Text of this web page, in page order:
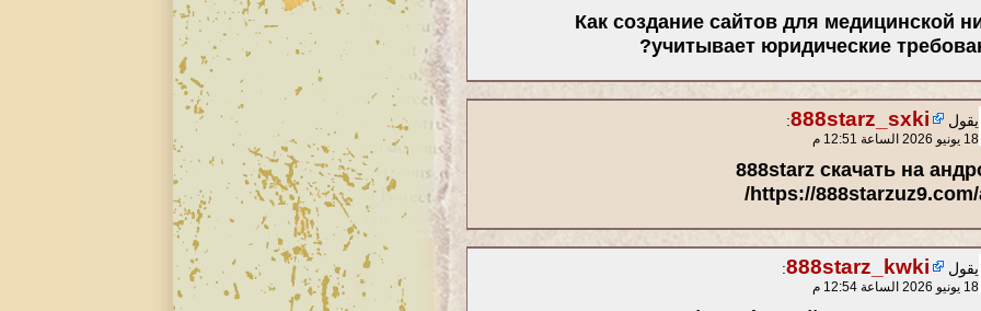
Как создание сайтов для медицинской
учитывает юридические
يقول 888starz_sxki
:
18 يونيو 2026 الساعة 12:51 م
888starz скачать на
https://888starzuz9.com/
يقول 888starz_kwki
:
18 يونيو 2026 الساعة 12:54 م